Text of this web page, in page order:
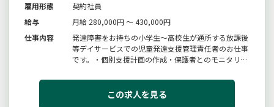
雇用形態
契約社員
給与
月給 280,000円 ～ 430,000円
仕事内容
発達障害をお持ちの小学生〜高校生が通所する放課後
等デイサービスでの児童発達支援管理責任者のお仕事
です。・個別支援計画の作成・保護者とのモニタリン
お手伝いをします）・グループワークのお手伝い
（ボードゲームなどの遊びや交流）・支援記録の入力
この求人を見る